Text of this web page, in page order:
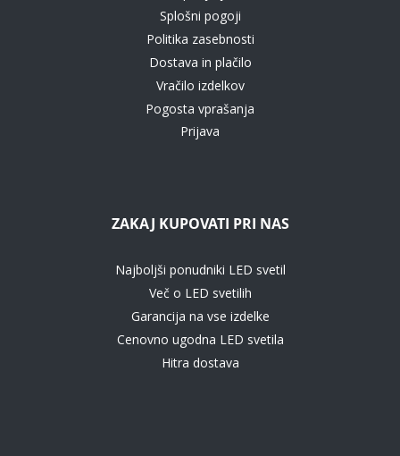
Splošni pogoji
Politika zasebnosti
Dostava in plačilo
Vračilo izdelkov
Pogosta vprašanja
Prijava
ZAKAJ KUPOVATI PRI NAS
Najboljši ponudniki LED svetil
Več o LED svetilih
Garancija na vse izdelke
Cenovno ugodna LED svetila
Hitra dostava